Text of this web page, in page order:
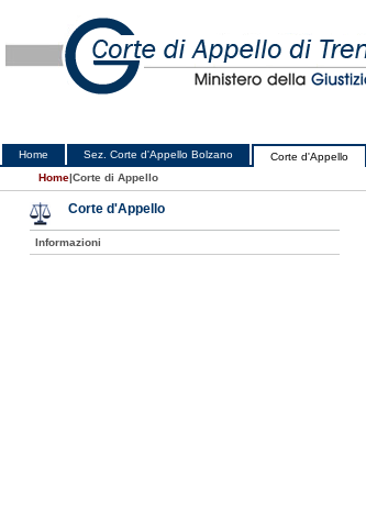
Home Sez. Corte d'Appello Bolzano Corte d'Appello
Home|Corte di Appello
Corte d'Appello
Informazioni